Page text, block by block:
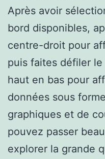
Après avoir
bord disponibles,
centre-droit pour
puis faites défiler
haut en bas pour
données sous
graphiques et de
pouvez passer
explorer la grande